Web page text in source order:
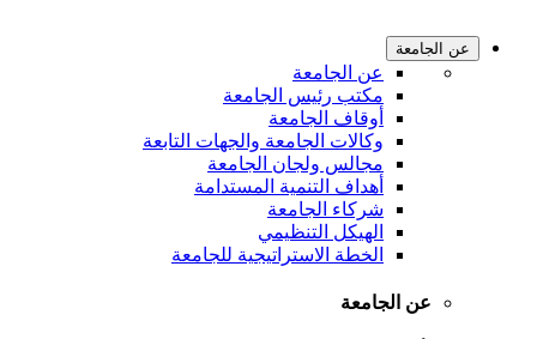
عن الجامعة
عن الجامعة
مكتب رئيس الجامعة
أوقاف الجامعة
وكالات الجامعة والجهات التابعة
مجالس ولجان الجامعة
أهداف التنمية المستدامة
شركاء الجامعة
الهيكل التنظيمي
الخطة الاستراتيجية للجامعة
عن الجامعة